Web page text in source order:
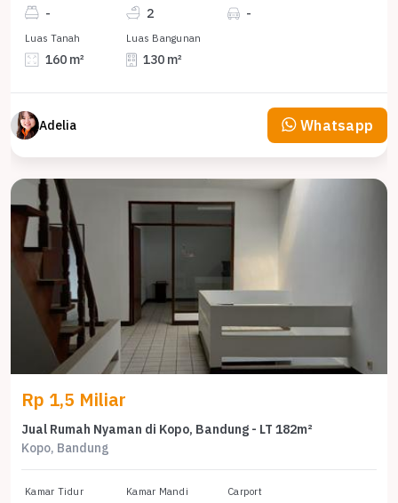
- 2 -
Luas Tanah
160 m²
Luas Bangunan
130 m²
Adelia Whatsapp
Rp 1,5 Miliar
Jual Rumah Nyaman di Kopo, Bandung - LT 182m²
Kopo, Bandung
Kamar Tidur Kamar Mandi Carport